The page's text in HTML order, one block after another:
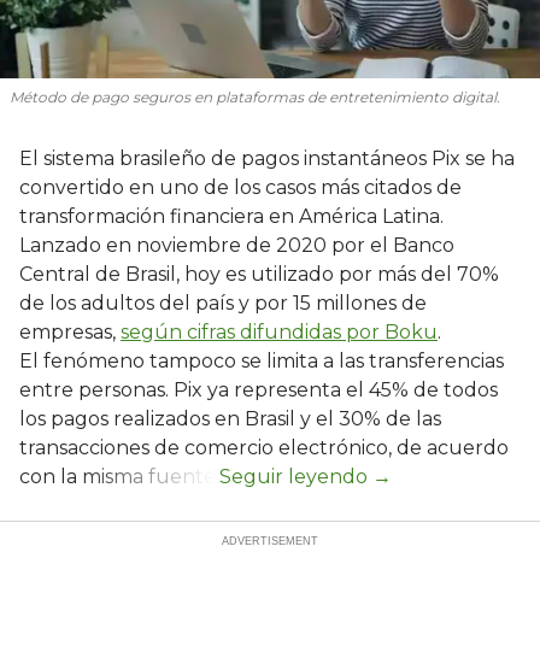
Método de pago seguros en plataformas de entretenimiento digital.
El sistema brasileño de pagos instantáneos Pix se ha
convertido en uno de los casos más citados de
transformación financiera en América Latina.
Lanzado en noviembre de 2020 por el Banco
Central de Brasil, hoy es utilizado por más del 70%
de los adultos del país y por 15 millones de
empresas, según cifras difundidas por Boku.
El fenómeno tampoco se limita a las transferencias
entre personas. Pix ya representa el 45% de todos
los pagos realizados en Brasil y el 30% de las
transacciones de comercio electrónico, de acuerdo
con la misma fuente.